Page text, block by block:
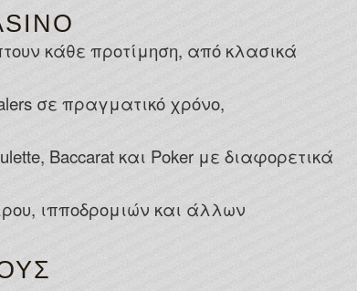
κάθε προτίμηση, από κλασικά
σε πραγματικό χρόνο,
Baccarat και Poker με διαφορετικά
ιπποδρομιών και άλλων